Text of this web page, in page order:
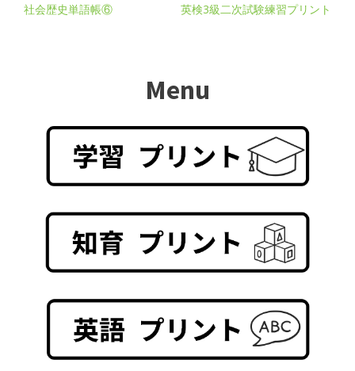
社会歴史単語帳⑥
英検3級二次試験練習プリント
Menu